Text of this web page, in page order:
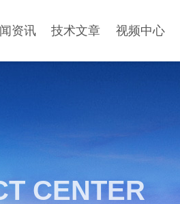
资讯 技术文章 视频中心
CENTER